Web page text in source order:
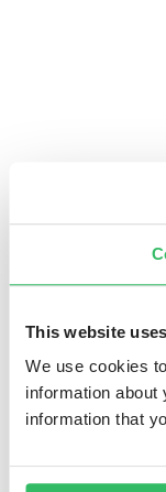
This website
We use cookies
information
information that